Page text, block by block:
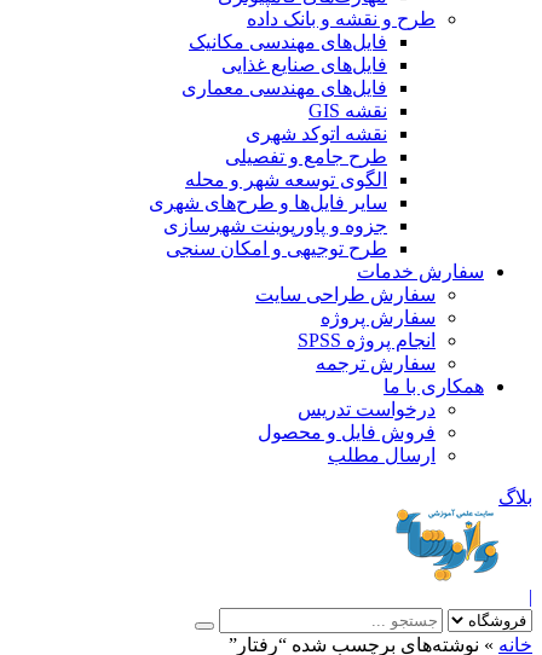
طرح و نقشه و بانک داده
فایل‌های مهندسی مکانیک
فایل‌های صنایع غذایی
فایل‌های مهندسی معماری
نقشه GIS
نقشه اتوکد شهری
طرح جامع و تفصیلی
الگوی توسعه شهر و محله
سایر فایل‌ها و طرح‌های شهری
جزوه و پاورپوینت شهرسازی
طرح توجیهی و امکان سنجی
سفارش خدمات
سفارش طراحی سایت
سفارش پروژه
انجام پروژه SPSS
سفارش ترجمه
همکاری با ما
درخواست تدریس
فروش فایل و محصول
ارسال مطلب
»نوشته‌های برچسب شده “رفتار”